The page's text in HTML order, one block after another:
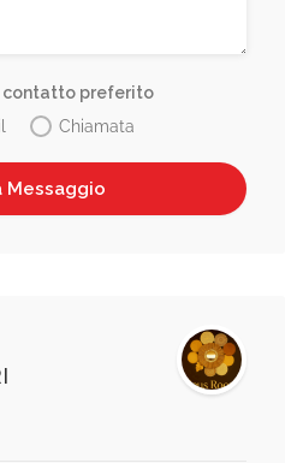
contatto preferito
Chiamata